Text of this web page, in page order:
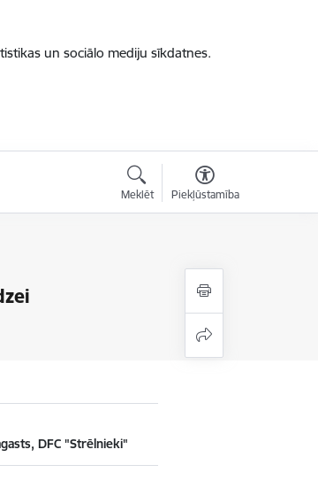
un sociālo mediju sīkdatnes.
Meklēt Piekļūstamība
DFC "Strēlnieki"